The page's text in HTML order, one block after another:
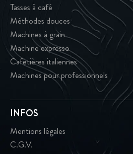
Tasses à café
Méthodes douces
Machines à grain
Machine expresso
Cafetières italiennes
Machines pour professionnels
INFOS
Mentions légales
C.G.V.